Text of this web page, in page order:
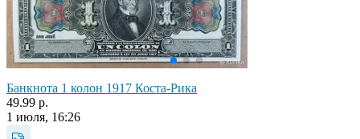
Банкнота 1 колон 1917 Коста-Рика
49.99 р.
1 июля, 16:26